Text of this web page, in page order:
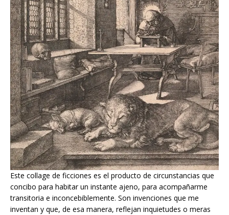
Este collage de ficciones es el producto de circunstancias que
concibo para habitar un instante ajeno, para acompañarme
transitoria e inconcebiblemente. Son invenciones que me
inventan y que, de esa manera, reflejan inquietudes o meras